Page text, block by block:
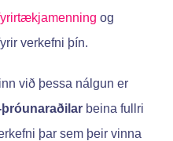
og
verkefni þín.
við þessa nálgun er
beina fullri
þar sem þeir vinna